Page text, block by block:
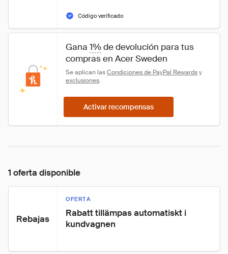
Código verificado
Gana 1% de devolución para tus
compras en Acer Sweden
Se aplican las Condiciones de PayPal Rewards y
exclusiones.
Activar recompensas
1 oferta disponible
Rebajas
OFERTA
Rabatt tillämpas automatiskt i
kundvagnen